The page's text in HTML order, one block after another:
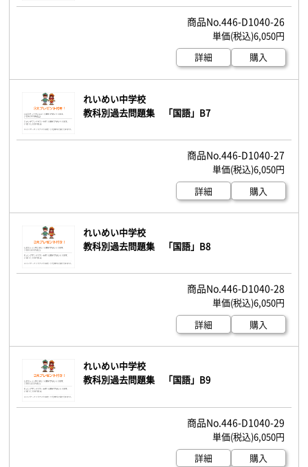
446-D1040-26
6,050円
詳細
購入
れいめい中学校
教科別過去問題集 「国語」B7
446-D1040-27
6,050円
詳細
購入
れいめい中学校
教科別過去問題集 「国語」B8
446-D1040-28
6,050円
詳細
購入
れいめい中学校
教科別過去問題集 「国語」B9
446-D1040-29
6,050円
詳細
購入